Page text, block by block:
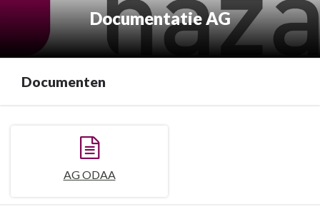
Documentatie AG
Documenten
AG ODAA